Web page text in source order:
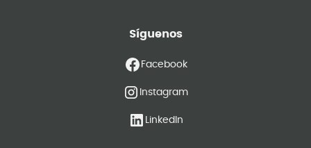
Síguenos
Facebook
Instagram
LinkedIn